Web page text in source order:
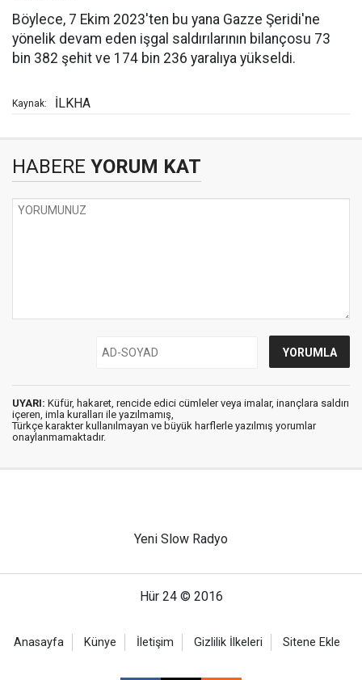
Böylece, 7 Ekim 2023'ten bu yana Gazze Şeridi'ne
yönelik devam eden işgal saldırılarının bilançosu 73
bin 382 şehit ve 174 bin 236 yaralıya yükseldi.
Kaynak: İLKHA
HABERE YORUM KAT
UYARI: Küfür, hakaret, rencide edici cümleler veya imalar, inançlara saldırı
içeren, imla kuralları ile yazılmamış,
Türkçe karakter kullanılmayan ve büyük harflerle yazılmış yorumlar
onaylanmamaktadır.
Yeni Slow Radyo
Hür 24 © 2016
Anasayfa Künye İletişim Gizlilik İlkeleri Sitene Ekle